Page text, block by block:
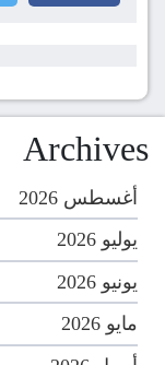
Archives
أغسطس 2026
يوليو 2026
يونيو 2026
مايو 2026